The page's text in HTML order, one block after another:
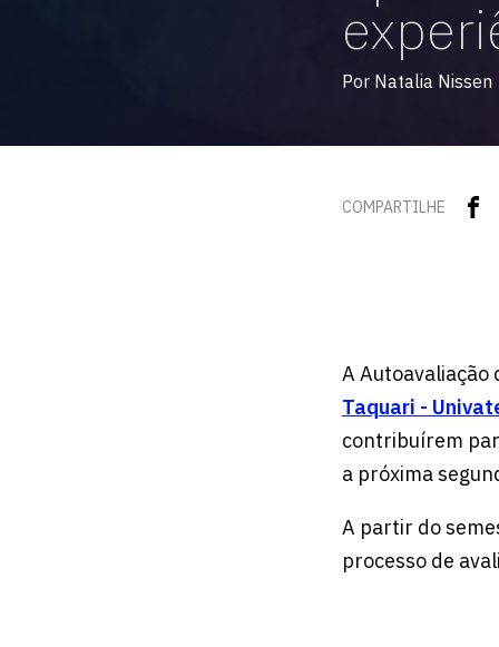
Por Natalia Nissen
COMPARTILHE
A Autoavaliação
Taquari -
contribuírem
a próxima
A partir do
processo de